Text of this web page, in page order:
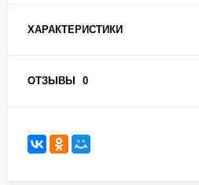
ХАРАКТЕРИСТИКИ
ОТЗЫВЫ 0